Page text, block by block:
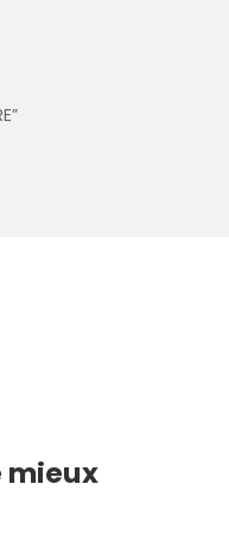
mieux